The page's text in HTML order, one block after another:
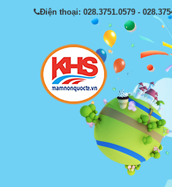
Điện thoại: 028.3751.0579 -